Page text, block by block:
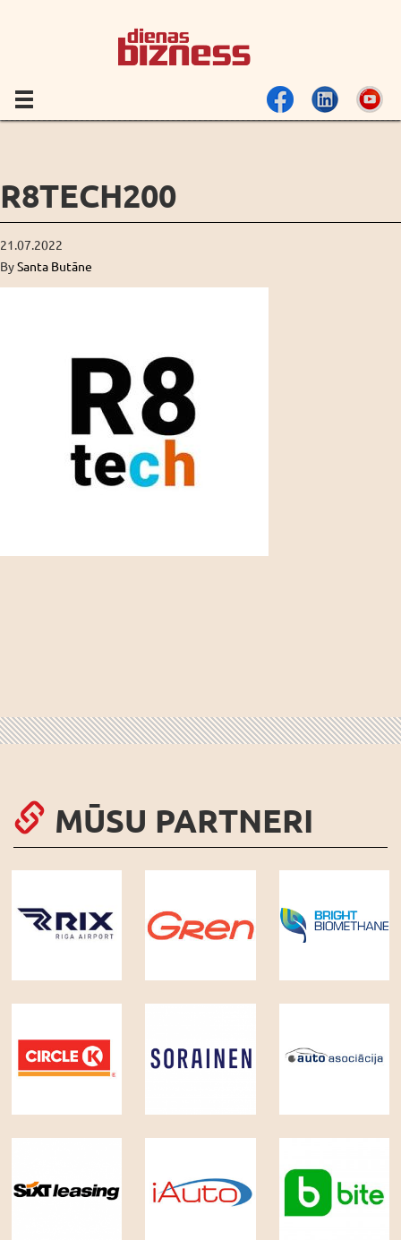
R8TECH200
21.07.2022
BySanta Butāne
MŪSU PARTNERI